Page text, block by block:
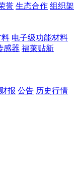
誉 生态合作 组织架
料 电子级功能材料
感器 福莱贴新
报 公告 历史行情